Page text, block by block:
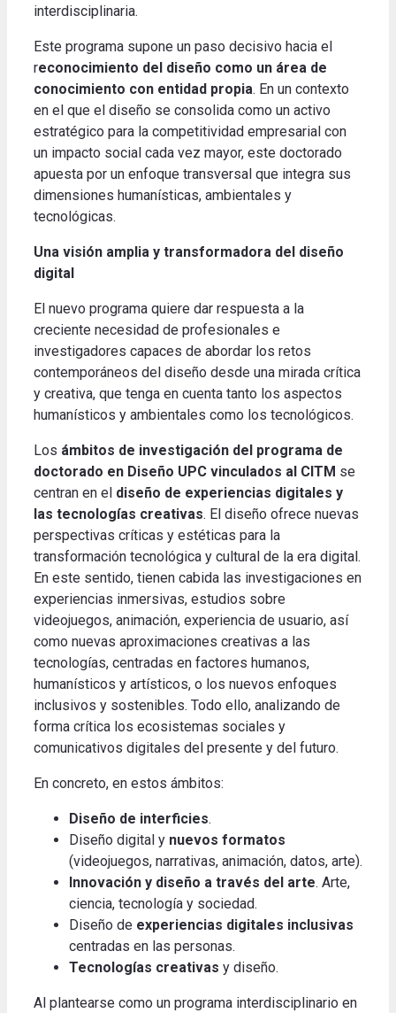
interdisciplinaria.
Este programa supone un paso decisivo hacia el
reconocimiento del diseño como un área de
conocimiento con entidad propia. En un contexto
en el que el diseño se consolida como un activo
estratégico para la competitividad empresarial con
un impacto social cada vez mayor, este doctorado
apuesta por un enfoque transversal que integra sus
dimensiones humanísticas, ambientales y
tecnológicas.
Una visión amplia y transformadora del diseño
digital
El nuevo programa quiere dar respuesta a la
creciente necesidad de profesionales e
investigadores capaces de abordar los retos
contemporáneos del diseño desde una mirada crítica
y creativa, que tenga en cuenta tanto los aspectos
humanísticos y ambientales como los tecnológicos.
Los ámbitos de investigación del programa de
doctorado en Diseño UPC vinculados al CITM se
centran en el diseño de experiencias digitales y
las tecnologías creativas. El diseño ofrece nuevas
perspectivas críticas y estéticas para la
transformación tecnológica y cultural de la era digital.
En este sentido, tienen cabida las investigaciones en
experiencias inmersivas, estudios sobre
videojuegos, animación, experiencia de usuario, así
como nuevas aproximaciones creativas a las
tecnologías, centradas en factores humanos,
humanísticos y artísticos, o los nuevos enfoques
inclusivos y sostenibles. Todo ello, analizando de
forma crítica los ecosistemas sociales y
comunicativos digitales del presente y del futuro.
En concreto, en estos ámbitos:
Diseño de interficies.
Diseño digital y nuevos formatos
(videojuegos, narrativas, animación, datos, arte).
Innovación y diseño a través del arte. Arte,
ciencia, tecnología y sociedad.
Diseño de experiencias digitales inclusivas
centradas en las personas.
Tecnologías creativas y diseño.
Al plantearse como un programa interdisciplinario en